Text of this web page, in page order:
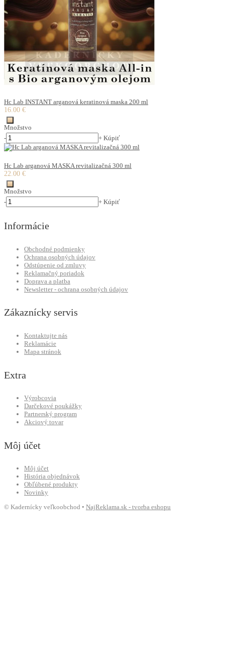
Hc Lab INSTANT arganová keratinová maska 200 ml
16.00 €
Množstvo
-
+ Kúpiť
Hc Lab arganová MASKA revitalizačná 300 ml
22.00 €
Množstvo
-
+ Kúpiť
Informácie
Obchodné podmienky
Ochrana osobných údajov
Odstúpenie od zmluvy
Reklamačný poriadok
Doprava a platba
Newsletter - ochrana osobných údajov
Zákaznícky servis
Kontaktujte nás
Reklamácie
Mapa stránok
Extra
Výrobcovia
Darčekové poukážky
Partnerský program
Akciový tovar
Môj účet
Môj účet
História objednávok
Obľúbené produkty
Novinky
© Kadernícky veľkoobchod • NajReklama.sk - tvorba eshopu